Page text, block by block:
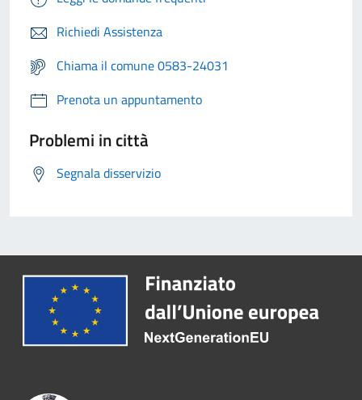
Richiedi Assistenza
Chiama il comune 0583-24031
Prenota un appuntamento
Problemi in città
Segnala disservizio